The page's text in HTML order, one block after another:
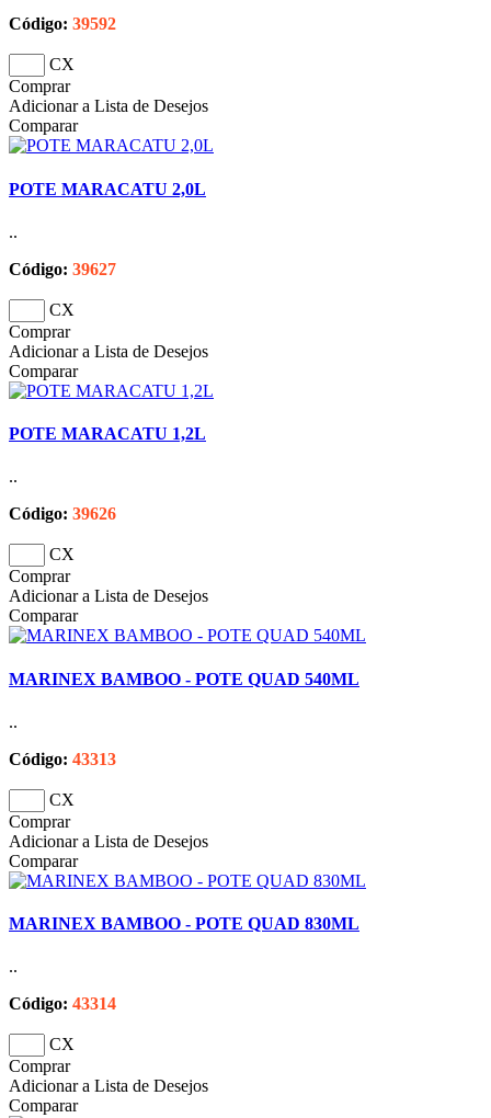
Código: 39592
CX
Comprar
Adicionar a Lista de Desejos
Comparar
POTE MARACATU 2,0L
..
Código: 39627
CX
Comprar
Adicionar a Lista de Desejos
Comparar
POTE MARACATU 1,2L
..
Código: 39626
CX
Comprar
Adicionar a Lista de Desejos
Comparar
MARINEX BAMBOO - POTE QUAD 540ML
..
Código: 43313
CX
Comprar
Adicionar a Lista de Desejos
Comparar
MARINEX BAMBOO - POTE QUAD 830ML
..
Código: 43314
CX
Comprar
Adicionar a Lista de Desejos
Comparar